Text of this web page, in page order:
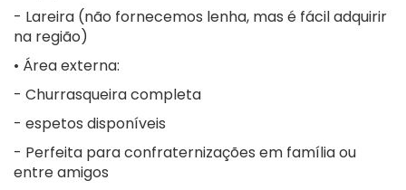
- Lareira (não fornecemos lenha, mas é fácil adquirir
na região)
• Área externa:
- Churrasqueira completa
- espetos disponíveis
- Perfeita para confraternizações em família ou
entre amigos